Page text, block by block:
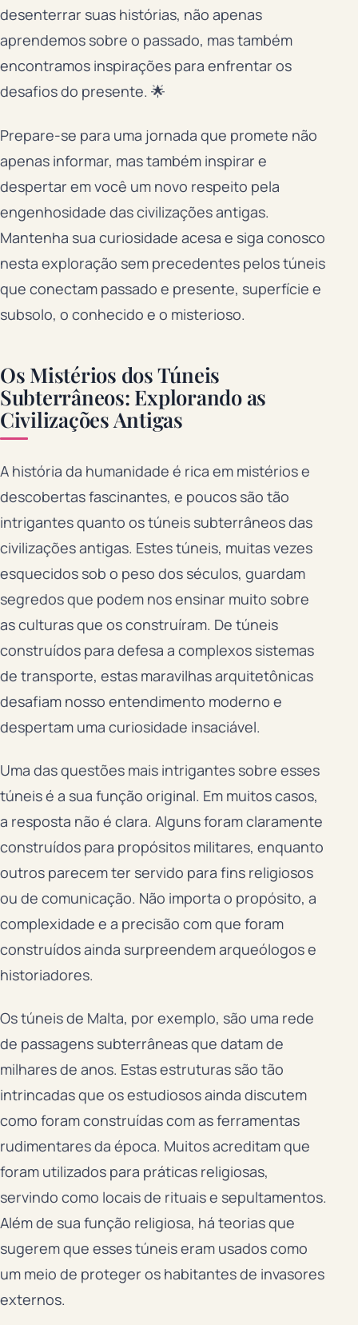
desenterrar suas histórias, não apenas
aprendemos sobre o passado, mas também
encontramos inspirações para enfrentar os
desafios do presente. 🌟
Prepare-se para uma jornada que promete não
apenas informar, mas também inspirar e
despertar em você um novo respeito pela
engenhosidade das civilizações antigas.
Mantenha sua curiosidade acesa e siga conosco
nesta exploração sem precedentes pelos túneis
que conectam passado e presente, superfície e
subsolo, o conhecido e o misterioso.
Os Mistérios dos Túneis
Subterrâneos: Explorando as
Civilizações Antigas
A história da humanidade é rica em mistérios e
descobertas fascinantes, e poucos são tão
intrigantes quanto os túneis subterrâneos das
civilizações antigas. Estes túneis, muitas vezes
esquecidos sob o peso dos séculos, guardam
segredos que podem nos ensinar muito sobre
as culturas que os construíram. De túneis
construídos para defesa a complexos sistemas
de transporte, estas maravilhas arquitetônicas
desafiam nosso entendimento moderno e
despertam uma curiosidade insaciável.
Uma das questões mais intrigantes sobre esses
túneis é a sua função original. Em muitos casos,
a resposta não é clara. Alguns foram claramente
construídos para propósitos militares, enquanto
outros parecem ter servido para fins religiosos
ou de comunicação. Não importa o propósito, a
complexidade e a precisão com que foram
construídos ainda surpreendem arqueólogos e
historiadores.
Os túneis de Malta, por exemplo, são uma rede
de passagens subterrâneas que datam de
milhares de anos. Estas estruturas são tão
intrincadas que os estudiosos ainda discutem
como foram construídas com as ferramentas
rudimentares da época. Muitos acreditam que
foram utilizados para práticas religiosas,
servindo como locais de rituais e sepultamentos.
Além de sua função religiosa, há teorias que
sugerem que esses túneis eram usados como
um meio de proteger os habitantes de invasores
externos.